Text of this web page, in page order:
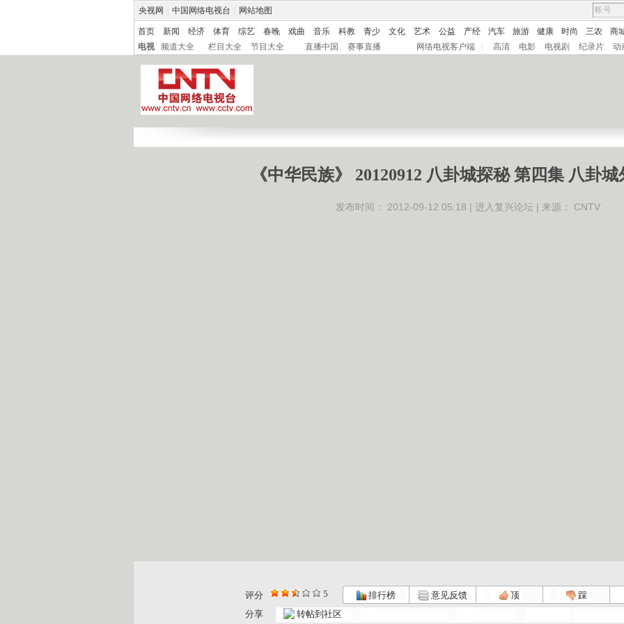
央视网 中国网络电视台 网站地图
首页 新闻 经济 体育 综艺 春晚 戏曲 音乐 科教 青少 文化 艺术 公益 产经 汽车 旅游 健康 时尚 三农
商
电视
频道大全 栏目大全 节目大全 直播中国 赛事直播 网络电视客户端 高清 电影 电视剧 纪录片 动
《中华民族》 20120912 八卦城探秘 第四集 八卦
发布时间： 2012-09-12 05:18 | 进入复兴论坛 | 来源： CNTV
评分 5 排行榜 意见反馈 顶
踩
分享
转帖到社区